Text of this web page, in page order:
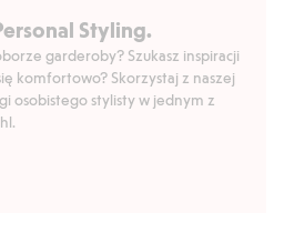
Styling.
garderoby? Szukasz inspiracji
komfortowo? Skorzystaj z naszej
osobistego stylisty w jednym z